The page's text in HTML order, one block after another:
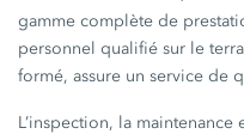
gamme complète de
personnel qualifié sur le
formé, assure un service de
L’inspection, la